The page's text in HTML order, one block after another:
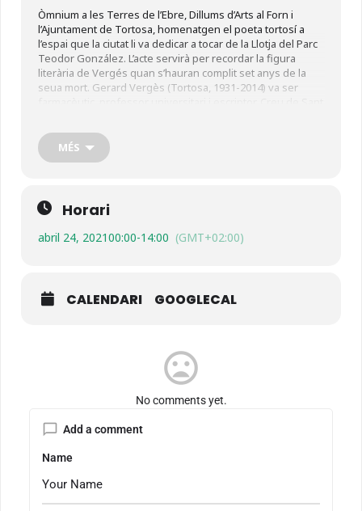
Òmnium a les Terres de l’Ebre, Dillums d’Arts al Forn i
l’Ajuntament de Tortosa, homenatgen el poeta tortosí a
l’espai que la ciutat li va dedicar a tocar de la Llotja del Parc
Teodor González. L’acte servirà per recordar la figura
literària de Vergés quan s’hauran complit set anys de la
seua mort. Gerard Vergès (Tortosa, 1931-2014) va ser
amb el poemari ‘L’ombra rogenca de la lloba’. També va ser
guardonat amb el premi Josep Pla el 1985 amb ‘Tretze
biografies imperfectes’ i, cinc anys més tard, va rebre el
Ciutat de Tortosa.
terresdelebre@omnium.cat
MÉS
Horari
abril 24, 202100:00-14:00 (GMT+02:00)
CALENDARI GOOGLECAL
mood_bad
No comments yet.
Add a comment
Name